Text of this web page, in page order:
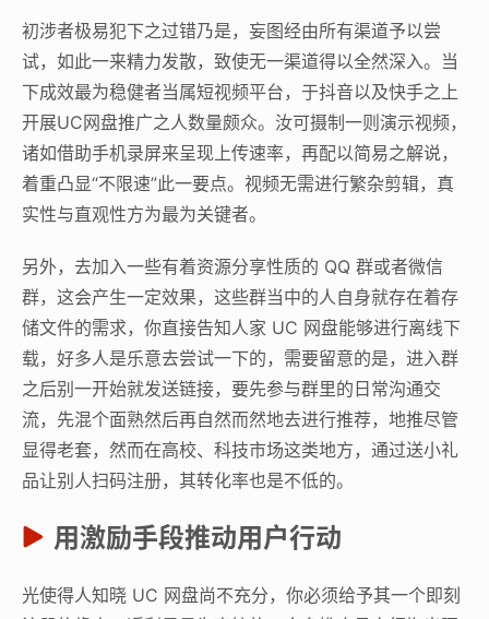
初涉者极易犯下之过错乃是，妄图经由所有渠道予以尝
试，如此一来精力发散，致使无一渠道得以全然深入。当
下成效最为稳健者当属短视频平台，于抖音以及快手之上
开展UC网盘推广之人数量颇众。汝可摄制一则演示视频，
诸如借助手机录屏来呈现上传速率，再配以简易之解说，
着重凸显“不限速”此一要点。视频无需进行繁杂剪辑，真
实性与直观性方为最为关键者。
另外，去加入一些有着资源分享性质的 QQ 群或者微信
群，这会产生一定效果，这些群当中的人自身就存在着存
储文件的需求，你直接告知人家 UC 网盘能够进行离线下
载，好多人是乐意去尝试一下的，需要留意的是，进入群
之后别一开始就发送链接，要先参与群里的日常沟通交
流，先混个面熟然后再自然而然地去进行推荐，地推尽管
显得老套，然而在高校、科技市场这类地方，通过送小礼
品让别人扫码注册，其转化率也是不低的。
用激励手段推动用户行动
光使得人知晓 UC 网盘尚不充分，你必须给予其一个即刻